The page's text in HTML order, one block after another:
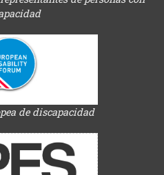
de discapacidad